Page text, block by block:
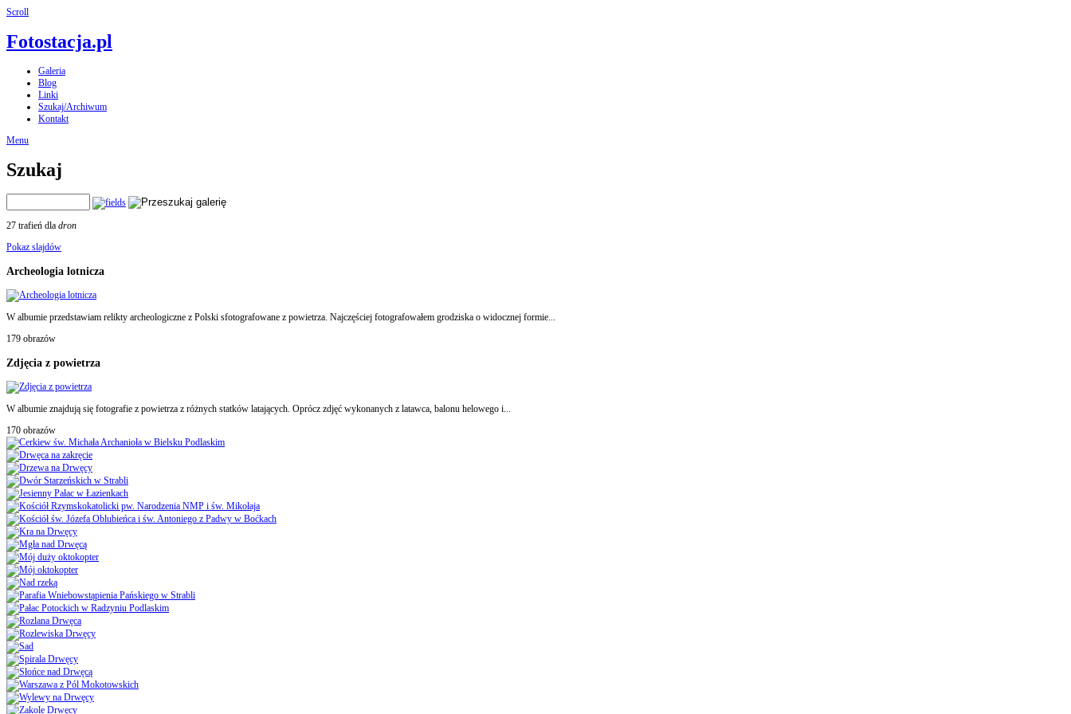
Scroll
Fotostacja.pl
Galeria
Blog
Linki
Szukaj/Archiwum
Kontakt
Menu
Szukaj
27 trafień dla dron
Pokaz slajdów
Archeologia lotnicza
W albumie przedstawiam relikty archeologiczne z Polski sfotografowane z powietrza. Najczęściej fotografowałem grodziska o widocznej formie...
179 obrazów
Zdjęcia z powietrza
W albumie znajdują się fotografie z powietrza z różnych statków latających. Oprócz zdjęć wykonanych z latawca, balonu helowego i...
170 obrazów